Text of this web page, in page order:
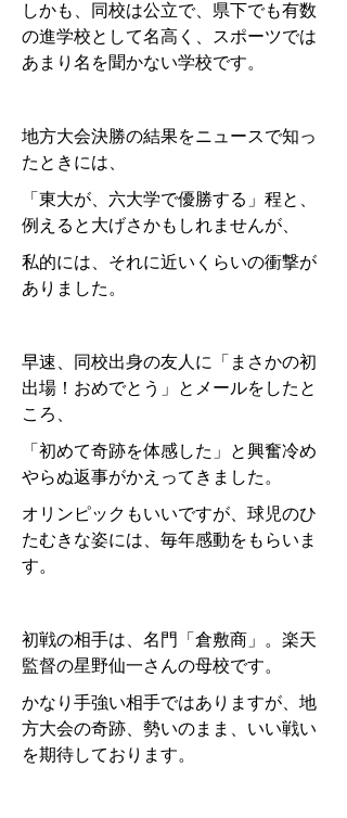
しかも、同校は公立で、県下でも有数
の進学校として名高く、スポーツでは
あまり名を聞かない学校です。
地方大会決勝の結果をニュースで知っ
たときには、
「東大が、六大学で優勝する」程と、
例えると大げさかもしれませんが、
私的には、それに近いくらいの衝撃が
ありました。
早速、同校出身の友人に「まさかの初
出場！おめでとう」とメールをしたと
ころ、
「初めて奇跡を体感した」と興奮冷め
やらぬ返事がかえってきました。
オリンピックもいいですが、球児のひ
たむきな姿には、毎年感動をもらいま
す。
初戦の相手は、名門「倉敷商」。楽天
監督の星野仙一さんの母校です。
かなり手強い相手ではありますが、地
方大会の奇跡、勢いのまま、いい戦い
を期待しております。